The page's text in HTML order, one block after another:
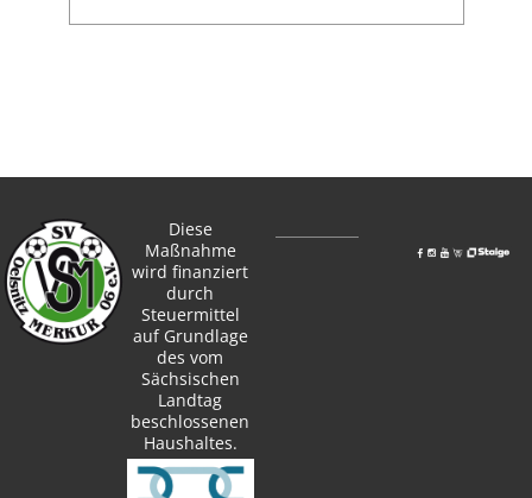
Diese
Maßnahme
wird finanziert
durch
Steuermittel
auf Grundlage
des vom
Sächsischen
Landtag
beschlossenen
Haushaltes.